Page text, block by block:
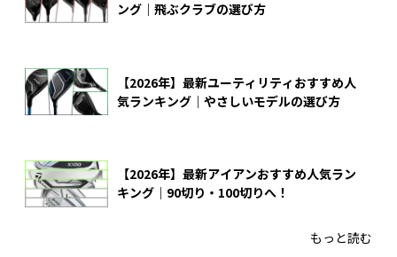
ング｜飛ぶクラブの選び方
【2026年】最新ユーティリティおすすめ人
気ランキング｜やさしいモデルの選び方
【2026年】最新アイアンおすすめ人気ラン
キング｜90切り・100切りへ！
もっと読む